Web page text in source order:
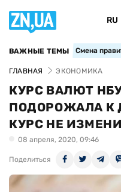
RU
ВАЖНЫЕ ТЕМЫ Смена
ГЛАВНАЯ ЭКОНОМИКА
КУРС ВАЛЮТ
ПОДОРОЖАЛА К
КУРС НЕ
08 апреля, 2020, 09:46
Поделиться